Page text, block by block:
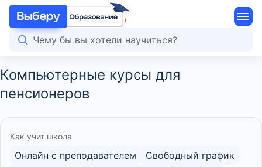
Компьютерные курсы для
пенсионеров
Как учит школа
Онлайн с преподавателем
Свободный график